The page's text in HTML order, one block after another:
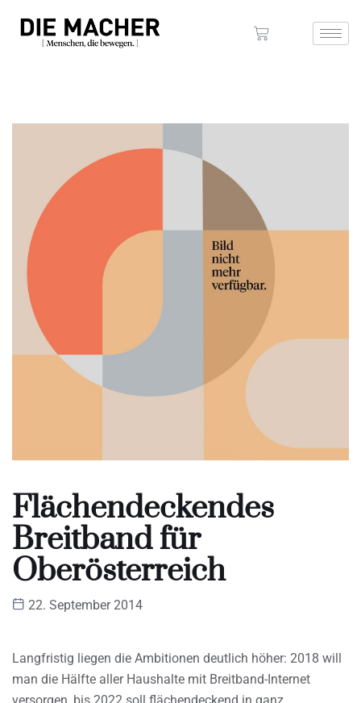
Flächendeckendes
Breitband für
Oberösterreich
22. September 2014
Langfristig liegen die Ambitionen deutlich höher: 2018 will
man die Hälfte aller Haushalte mit Breitband-Internet